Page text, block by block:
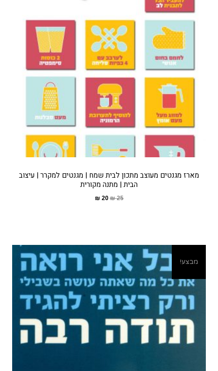
מארז מגנטים מעוצב מתכון לבית שמח | מגנטים למקרר | עיצוב
הבית | מתנה מקורית
25
₪
20
₪
מבצע!